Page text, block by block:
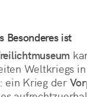
Besonderes ist
Weltkriegs
ein Krieg der